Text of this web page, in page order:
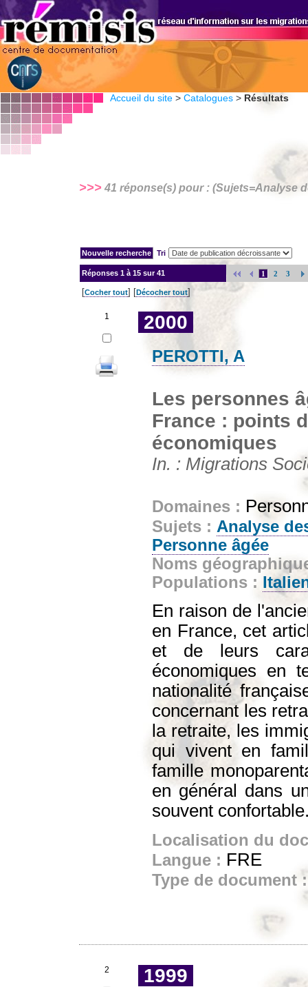
Accueil du site > Catalogues > Résultats
>>> 41 réponse(s) pour : (Sujets=Analyse
Tri
Réponses 1 à 15 sur 41 1 2 3
[Cocher tout] [Décocher tout]
1 2000
PEROTTI, A
Les personnes
France : points
économiques
In. : Migrations
Domaines :
Sujets : Analyse
Personne âgée
Noms
Populations :
En raison de
en France, cet
et de leurs
économiques en
nationalité
concernant les
la retraite, les
qui vivent en
famille
en général dans
souvent
Localisation du
Langue : FRE
Type de document
2 1999